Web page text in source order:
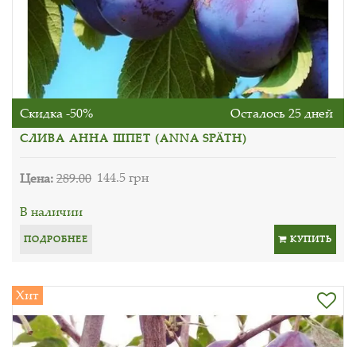
Скидка -50% Осталось 25 дней
СЛИВА АННА ШПЕТ (ANNA SPÄTH)
Цена:289.00 144.5 грн
В наличии
ПОДРОБНЕЕ КУПИТЬ
Хит